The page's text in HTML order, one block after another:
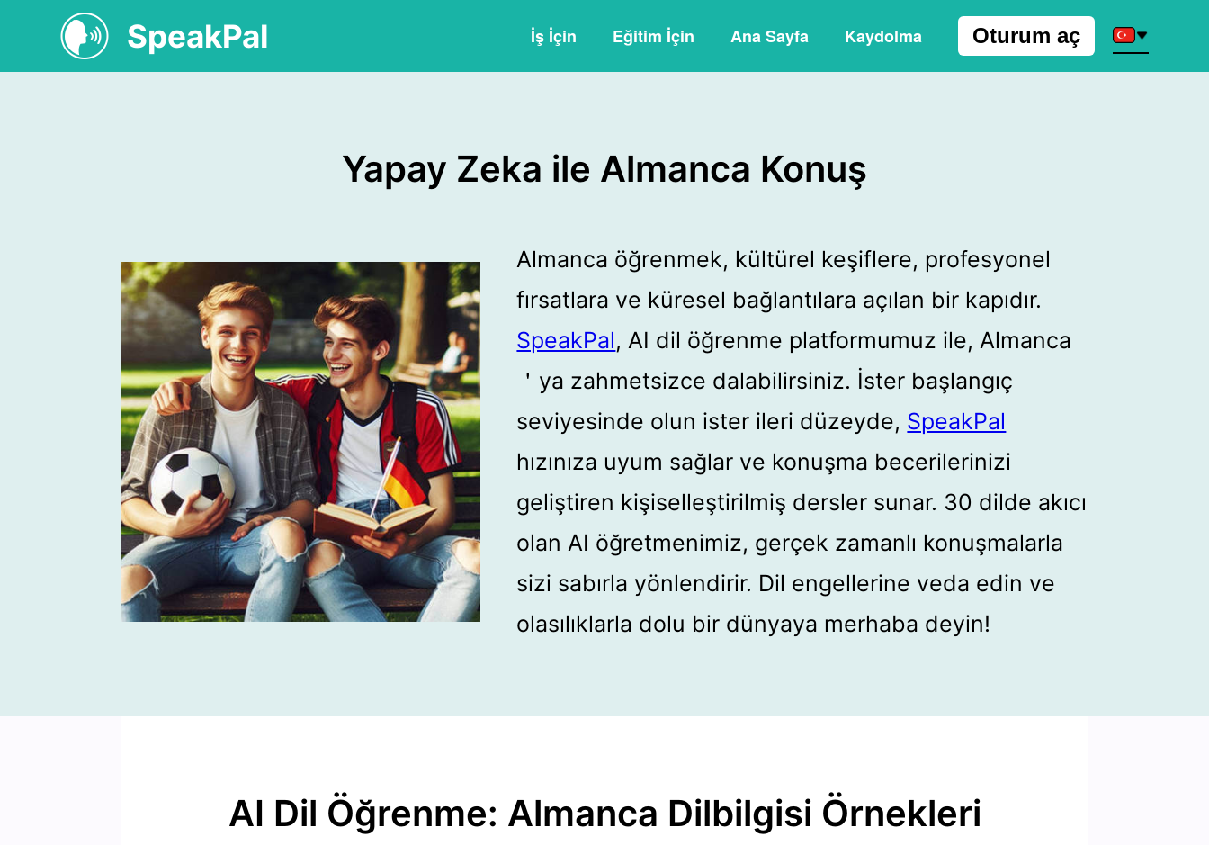
SpeakPal İş İçin Eğitim İçin Ana Sayfa Kaydolma Oturum aç
Yapay Zeka ile Almanca Konuş
Almanca öğrenmek, kültürel keşiflere, profesyonel
fırsatlara ve küresel bağlantılara açılan bir kapıdır.
SpeakPal, AI dil öğrenme platformumuz ile, Almanca
＇ya zahmetsizce dalabilirsiniz. İster başlangıç
seviyesinde olun ister ileri düzeyde, SpeakPal
hızınıza uyum sağlar ve konuşma becerilerinizi
geliştiren kişiselleştirilmiş dersler sunar. 30 dilde akıcı
olan AI öğretmenimiz, gerçek zamanlı konuşmalarla
sizi sabırla yönlendirir. Dil engellerine veda edin ve
olasılıklarla dolu bir dünyaya merhaba deyin!
AI Dil Öğrenme: Almanca Dilbilgisi Örnekleri